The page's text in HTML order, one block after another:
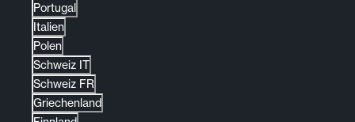
Portugal
Italien
Polen
Schweiz IT
Schweiz FR
Griechenland